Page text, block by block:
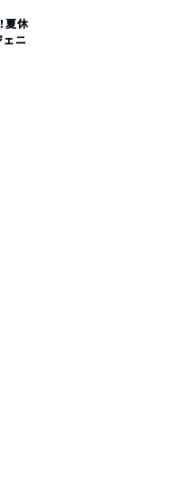
夏休
ェニ